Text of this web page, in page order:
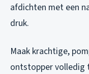
afdichten met een
druk.
Maak krachtige,
ontstopper volledig